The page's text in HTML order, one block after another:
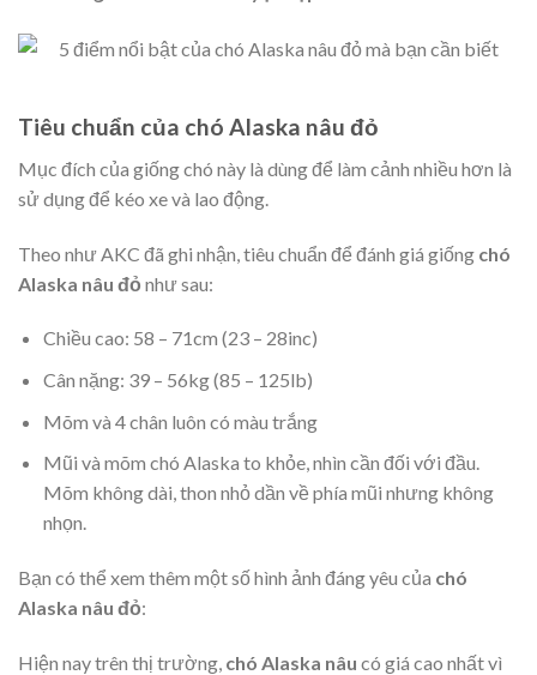
Tiêu chuẩn của chó Alaska nâu đỏ
Mục đích của giống chó này là dùng để làm cảnh nhiều hơn là
sử dụng để kéo xe và lao động.
Theo như AKC đã ghi nhận, tiêu chuẩn để đánh giá giống chó
Alaska nâu đỏ như sau:
Chiều cao: 58 – 71cm (23 – 28inc)
Cân nặng: 39 – 56kg (85 – 125lb)
Mõm và 4 chân luôn có màu trắng
Mũi và mõm chó Alaska to khỏe, nhìn cần đối với đầu.
Mõm không dài, thon nhỏ dần về phía mũi nhưng không
nhọn.
Bạn có thể xem thêm một số hình ảnh đáng yêu của chó
Alaska nâu đỏ:
Hiện nay trên thị trường, chó Alaska nâu có giá cao nhất vì